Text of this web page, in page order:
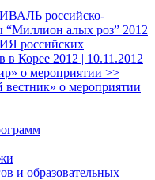
российско-
“Миллион алых роз” 2012
российских
в Корее 2012 | 10.11.2012
о мероприятии >>
вестник» о мероприятии
и образовательных